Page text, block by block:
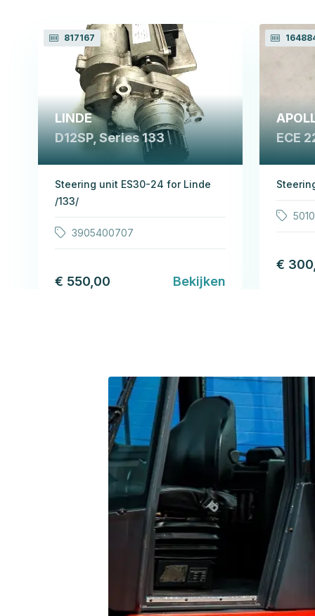
817167
LINDE
D12SP, Series 133
Steering unit ES30-24 for Linde
/133/
3905400707
€ 550,00 Bekijken
ECE
€